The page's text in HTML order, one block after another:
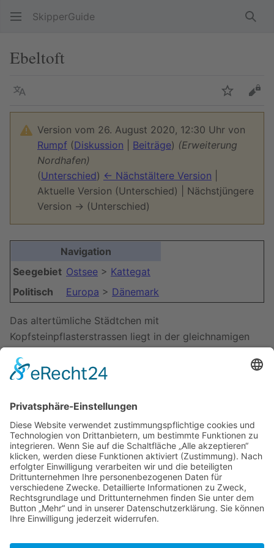
SkipperGuide
Ebeltoft
Sprache
Version vom 26. August 2020, 12:30 Uhr von
Rumpf (Diskussion Beiträge) (Erweiterung
Nordhafen)
(Unterschied) ← Nächstältere Version
Aktuelle Version (Unterschied) | Nächstjüngere
Version → (Unterschied)
Navigation
Seegebiet Ostsee > Kattegat
Politisch
Europa > Dänemark
Das altertümliche Städtchen mit
Kopfsteinpflasterstrassen liegt in der gleichnamigen
Nordhafen oder Traffikhafen
Skudehavn
Fregatte Jylland
Zuletzt bearbeitet vor 6 JahrenvonRumpf
Autoren:Hannes sc,Hbachmann,Legolas13,M